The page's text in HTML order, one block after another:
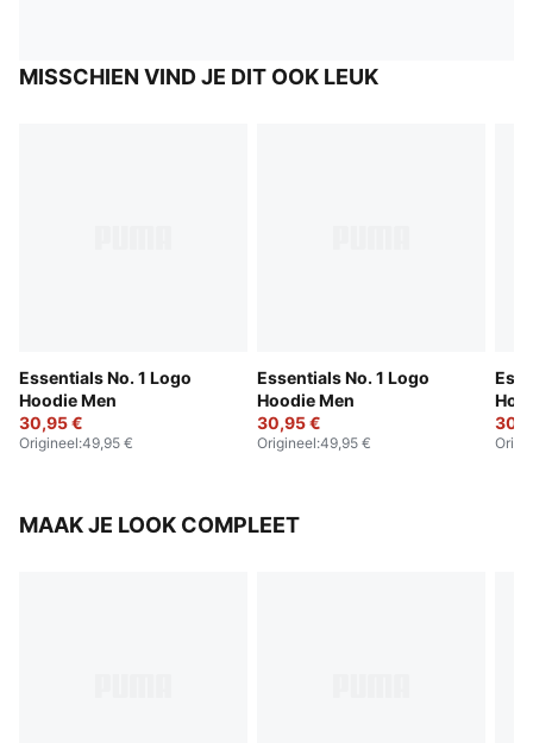
MISSCHIEN VIND JE DIT OOK LEUK
Essentials No. 1 Logo
Hoodie Men
30,95 €
Origineel:49,95 €
Essentials No. 1 Logo
Hoodie Men
30,95 €
Origineel:49,95 €
MAAK JE LOOK COMPLEET